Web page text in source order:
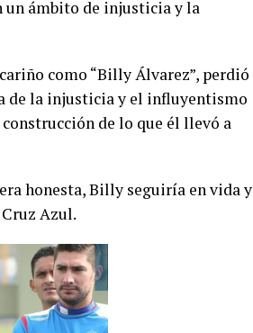
un ámbito de injusticia y la
como “Billy Álvarez”, perdió
de la injusticia y el influyentismo
de lo que él llevó a
honesta, Billy seguiría en vida y
Azul.